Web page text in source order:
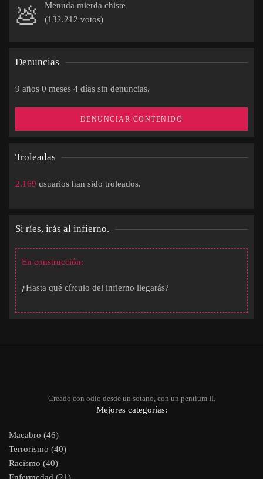
💩
Menuda mierda chiste
(132.212 votos)
Denuncias
9 años 0 meses 4 días sin denuncias.
DENUNCIAR CONTENIDO
Troleadas
2.169 usuarios han sido troleados.
Si ríes, irás al infierno.
En construcción:
¿Hasta qué círculo del infierno llegarás?
Creado con odio desde un sotano, con un pentium II.
Mejores categorías:
Macabro (46)
Terrorismo (40)
Racismo (40)